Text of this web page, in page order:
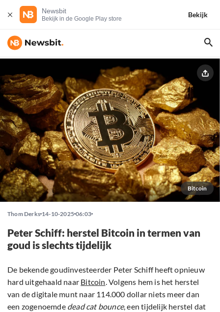
Newsbit
Bekijk in de Google Play store
Bekijk
Bitcoin
Thom Derks 14-10-2025 06:03
Peter Schiff: herstel Bitcoin in termen van
goud is slechts tijdelijk
De bekende goudinvesteerder Peter Schiff heeft opnieuw
hard uitgehaald naar Bitcoin. Volgens hem is het herstel
van de digitale munt naar 114.000 dollar niets meer dan
een zogenoemde dead cat bounce, een tijdelijk herstel dat